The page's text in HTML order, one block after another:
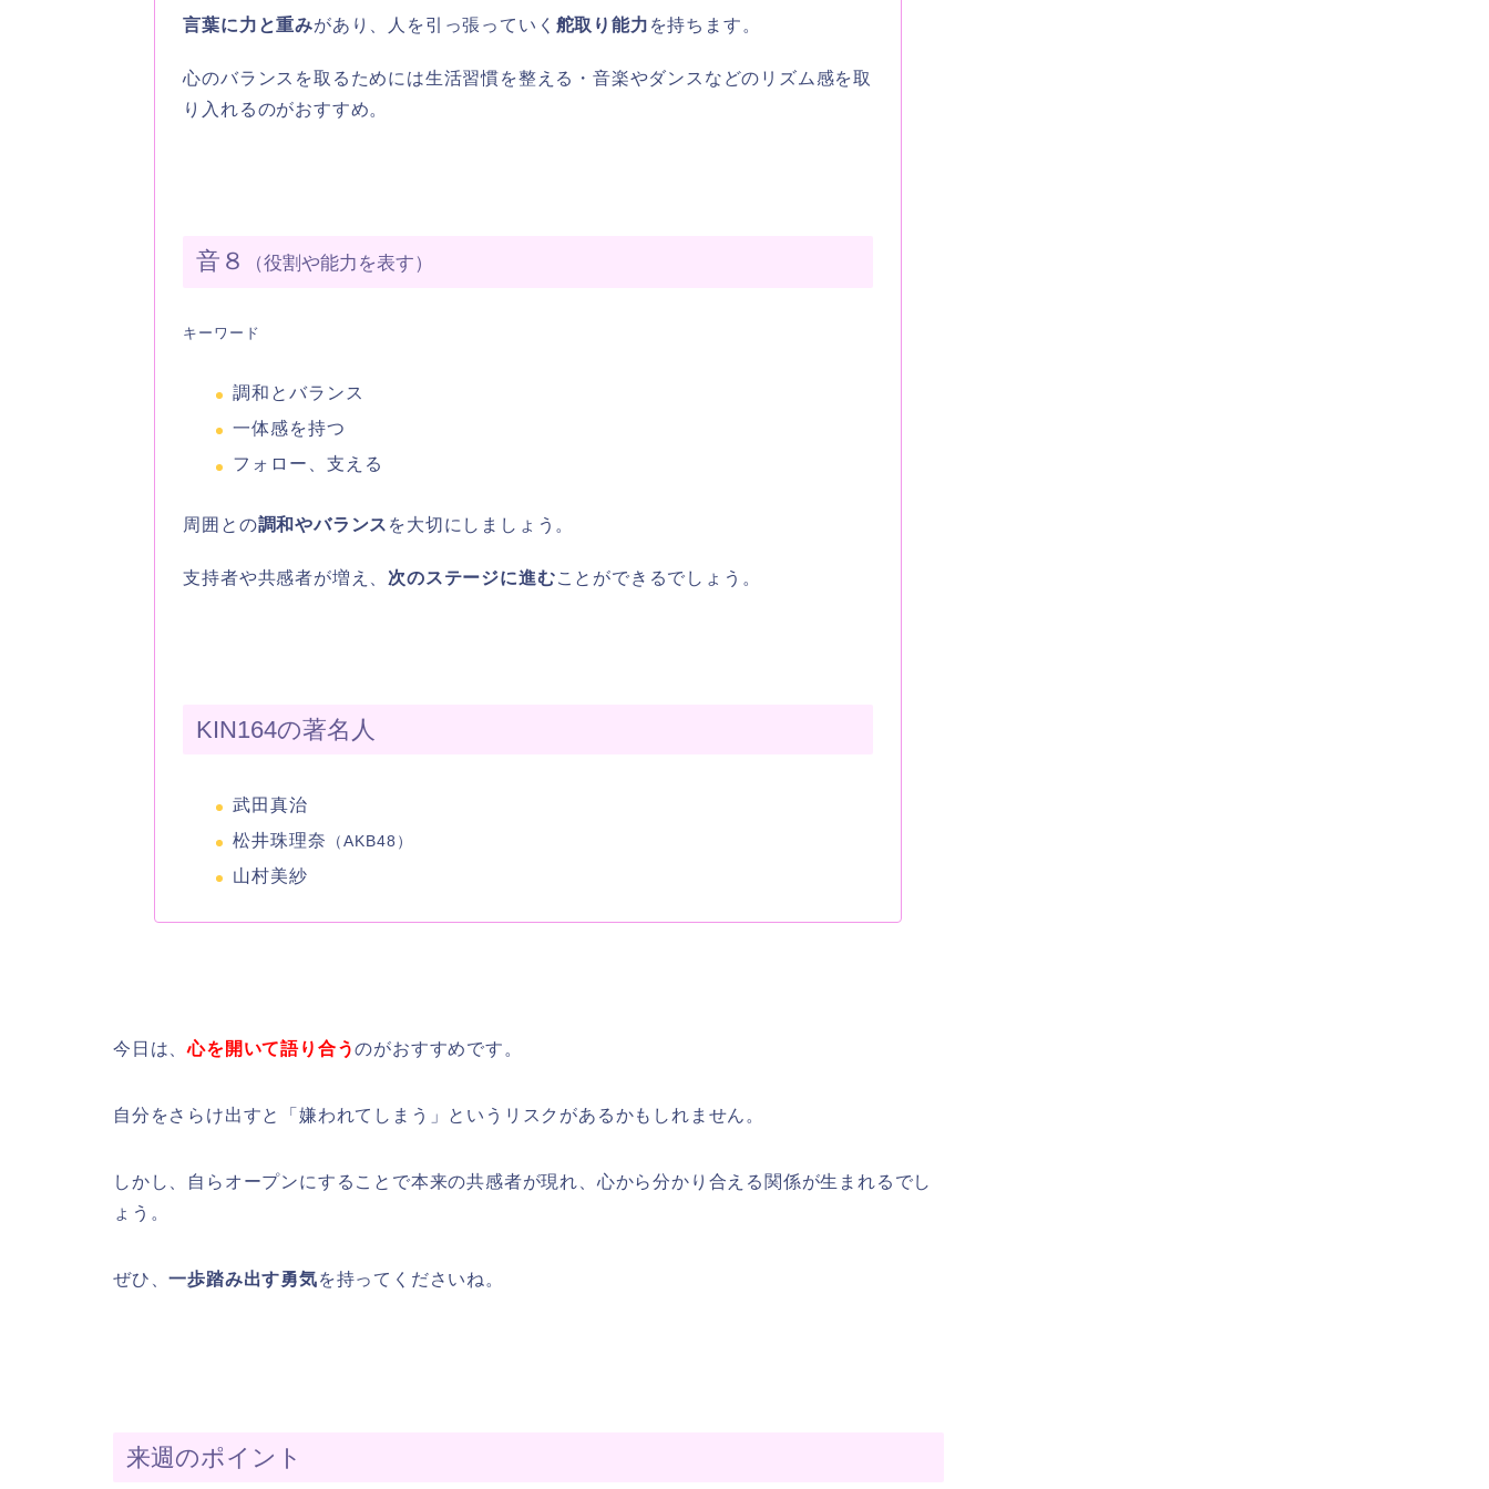
言葉に力と重みがあり、人を引っ張っていく 舵取り能力 を持ちます。
心のバランスを取るためには生活習慣を整える・音楽やダンスなどのリズム感を取
り入れるのがおすすめ。
音８ （役割や能力を表す）
キーワード
調和とバランス
一体感を持つ
フォロー、支える
周囲との調和やバランス を大切にしましょう。
支持者や共感者が増え、 次のステージに進むことができるでしょう。
KIN164の著名人
武田真治
松井珠理奈
（AKB48）
山村美紗
今日は、心を開いて語り合うのがおすすめです。
自分をさらけ出すと「嫌われてしまう」というリスクがあるかもしれません。
しかし、自らオープンにすることで本来の共感者が現れ、心から分かり合える関係が生まれるでし
ょう。
ぜひ、一歩踏み出す勇気を持ってくださいね。
来週のポイント